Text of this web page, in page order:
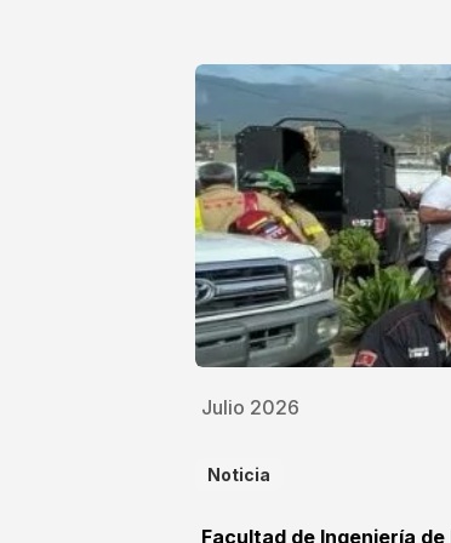
Julio 2026
Noticia
Facultad de Ingeniería